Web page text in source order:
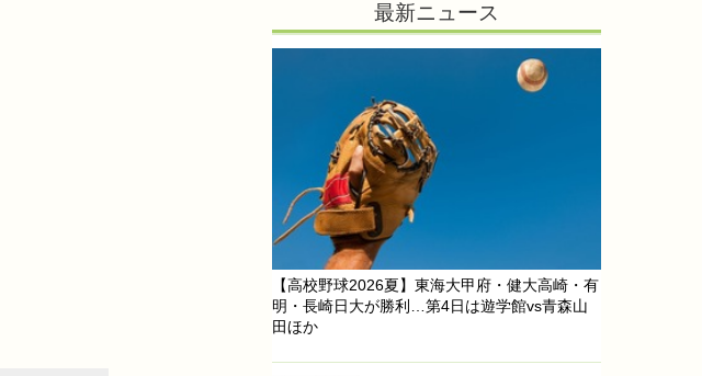
最新ニュース
【高校野球2026夏】東海大甲府・健大高崎・有
明・長崎日大が勝利…第4日は遊学館vs青森山
田ほか